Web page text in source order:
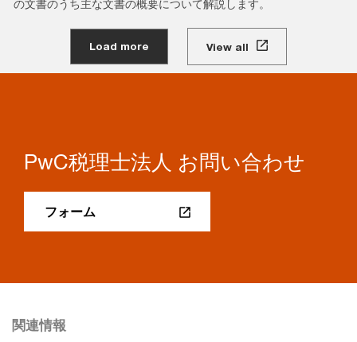
の文書のうち主な文書の概要について解説します。
Load more View all
PwC税理士法人 お問い合わせ
フォーム
関連情報